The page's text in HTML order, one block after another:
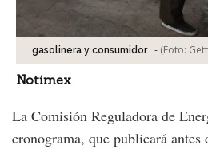
gasolinera y consumidor - (Foto:
Notimex
La Comisión Reguladora de
cronograma, que publicará